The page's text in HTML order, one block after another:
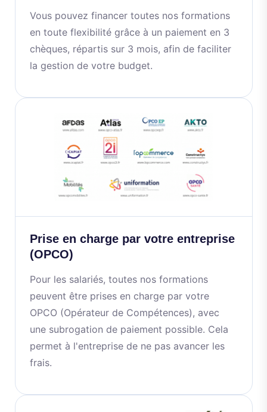
Vous pouvez financer toutes nos formations
en toute flexibilité grâce à un paiement en 3
chèques, répartis sur 3 mois, afin de faciliter
la gestion de votre budget.
Prise en charge par votre entreprise
(OPCO)
Pour les salariés, toutes nos formations
peuvent être prises en charge par votre
OPCO (Opérateur de Compétences), avec
une subrogation de paiement possible. Cela
permet à l'entreprise de ne pas avancer les
frais.